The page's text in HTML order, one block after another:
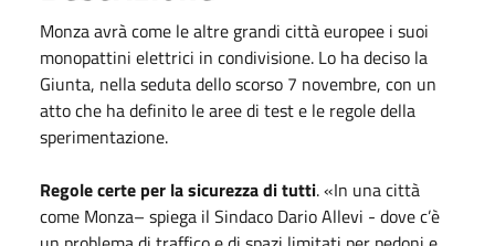
Monza avrà come le altre grandi città europee i suoi
monopattini elettrici in condivisione. Lo ha deciso la
Giunta, nella seduta dello scorso 7 novembre, con un
atto che ha definito le aree di test e le regole della
sperimentazione.
Regole certe per la sicurezza di tutti. «In una città
come Monza– spiega il Sindaco Dario Allevi - dove c’è